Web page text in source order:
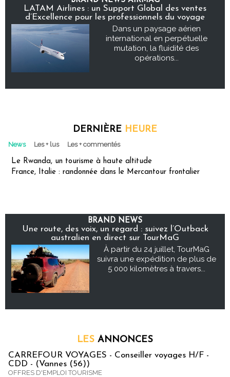
LATAM Airlines : un Support Global des ventes
d’Excellence pour les professionnels du voyage
Dans un paysage aérien
international en perpétuelle
mutation, la fluidité des
opérations...
DERNIÈRE HEURE
News Les + lus Les + commentés
Le Rwanda, un tourisme à haute altitude
France, Italie : randonnée dans le Mercantour frontalier
BRAND NEWS
Une route, des voix, un regard : suivez l’Outback
australien en direct sur TourMaG
À partir du 24 juillet, TourMaG
suivra une expédition de plus de
5 000 kilomètres à travers...
LES ANNONCES
CARREFOUR VOYAGES - Conseiller voyages H/F -
CDD - (Vannes (56))
OFFRES D'EMPLOI TOURISME